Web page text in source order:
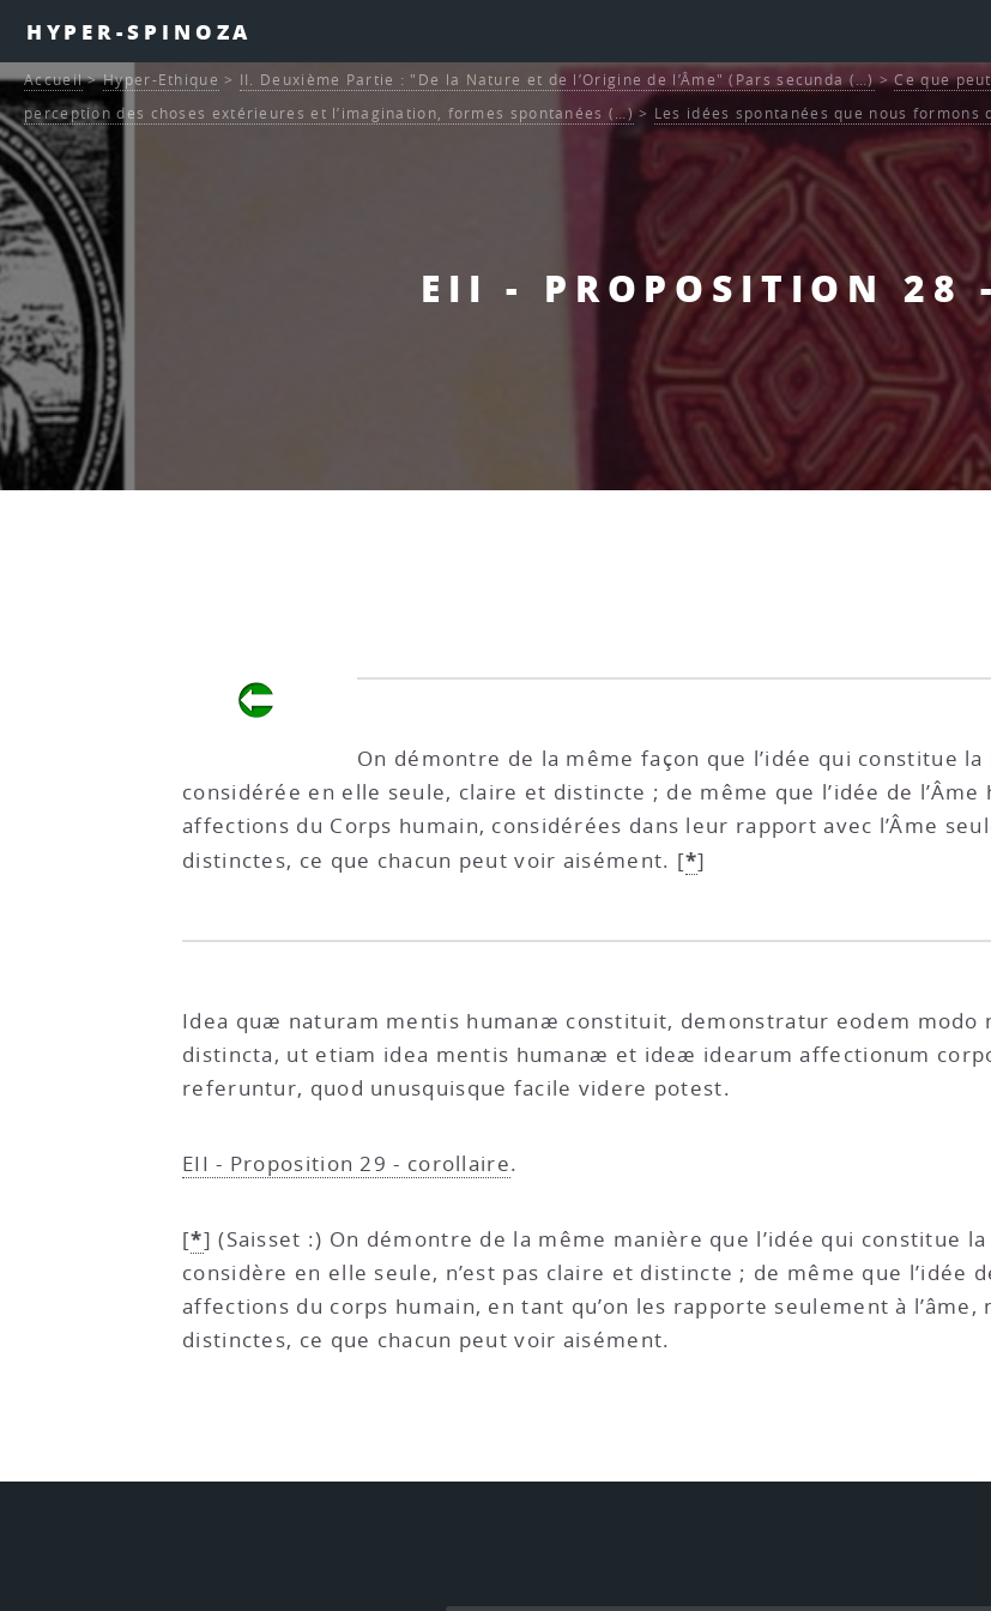
HYPER-SPINOZA
EII - PROPOSITION 28
Accueil>Hyper-Ethique > II. Deuxième Partie : "De la Nature et de l’Origine de l’Âme" (Pars secunda (…)>Ce que
perception des choses extérieures et l’imagination, formes spontanées (…)> Les idées spontanées que nous
On démontre de la même façon que l’idée qui constitue la
considérée en elle seule, claire et distincte ; de même que l’idée de
affections du Corps humain, considérées dans leur rapport avec l’Âme
distinctes, ce que chacun peut voir aisément. [*]
Idea quæ naturam mentis humanæ constituit, demonstratur eodem modo
distincta, ut etiam idea mentis humanæ et ideæ idearum affectionum
referuntur, quod unusquisque facile videre potest.
EII - Proposition 29 - corollaire.
[*](Saisset :) On démontre de la même manière que l’idée qui constitue
considère en elle seule, n’est pas claire et distincte ; de même que l’idée
affections du corps humain, en tant qu’on les rapporte seulement à
distinctes, ce que chacun peut voir aisément.